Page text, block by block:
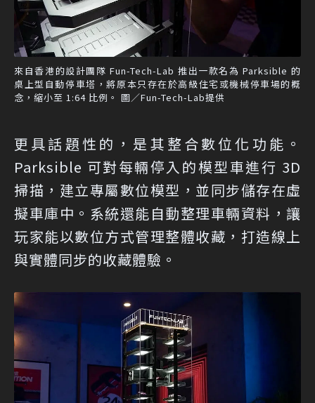
來自香港的設計團隊 Fun-Tech-Lab 推出一款名為 Parksible 的
桌上型自動停車塔，將原本只存在於高級住宅或機械停車場的概
念，縮小至 1:64 比例。 圖／Fun-Tech-Lab提供
更具話題性的，是其整合數位化功能。
Parksible 可對每輛停入的模型車進行 3D
掃描，建立專屬數位模型，並同步儲存在虛
擬車庫中。系統還能自動整理車輛資料，讓
玩家能以數位方式管理整體收藏，打造線上
與實體同步的收藏體驗。